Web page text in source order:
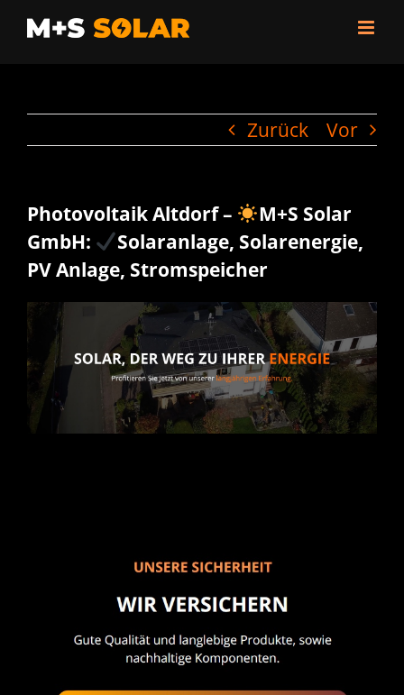
Zum
Inhalt
Zurück Vor
Photovoltaik Altdorf –
M+S Solar
GmbH:
Solaranlage, Solarenergie,
PV Anlage, Stromspeicher